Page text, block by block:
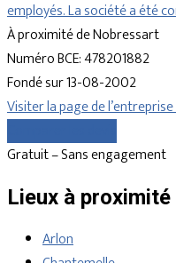
employés. La société a été
À proximité de Nobressart
Numéro BCE: 478201882
Fondé sur 13-08-2002
Visiter la page de l’entreprise
Gratuit – Sans engagement
Lieux à proximité
Arlon